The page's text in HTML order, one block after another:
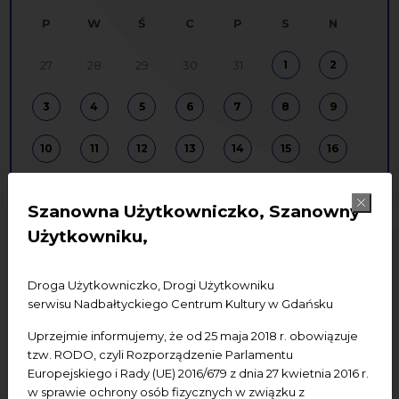
Szanowna Użytkowniczko, Szanowny
Użytkowniku,
Droga Użytkowniczko, Drogi Użytkowniku
serwisu Nadbałtyckiego Centrum Kultury w Gdańsku
Uprzejmie informujemy, że od 25 maja 2018 r. obowiązuje
tzw. RODO, czyli Rozporządzenie Parlamentu
Europejskiego i Rady (UE) 2016/679 z dnia 27 kwietnia 2016 r.
w sprawie ochrony osób fizycznych w związku z
P W Ś C P S N
27 28 29 30 31 1 2
3 4 5 6 7 8 9
10 11 12 13 14 15 16
24 25 26
edukacja koncerty spotkania
badania wystawy konferencje